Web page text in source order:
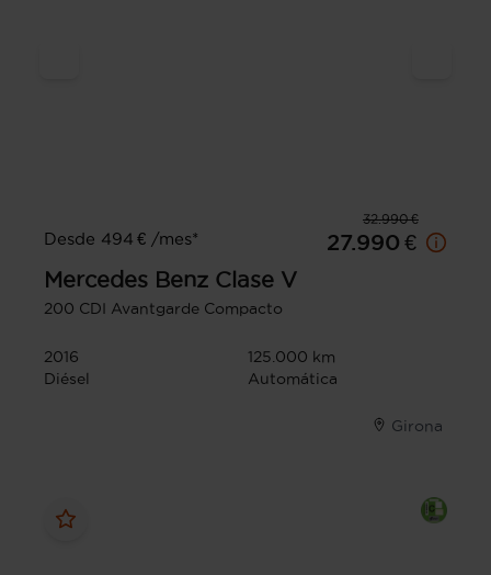
32.990 €
Desde 494 € /mes*
27.990 €
Mercedes Benz Clase V
200 CDI Avantgarde Compacto
2016
125.000 km
Diésel
Automática
Girona